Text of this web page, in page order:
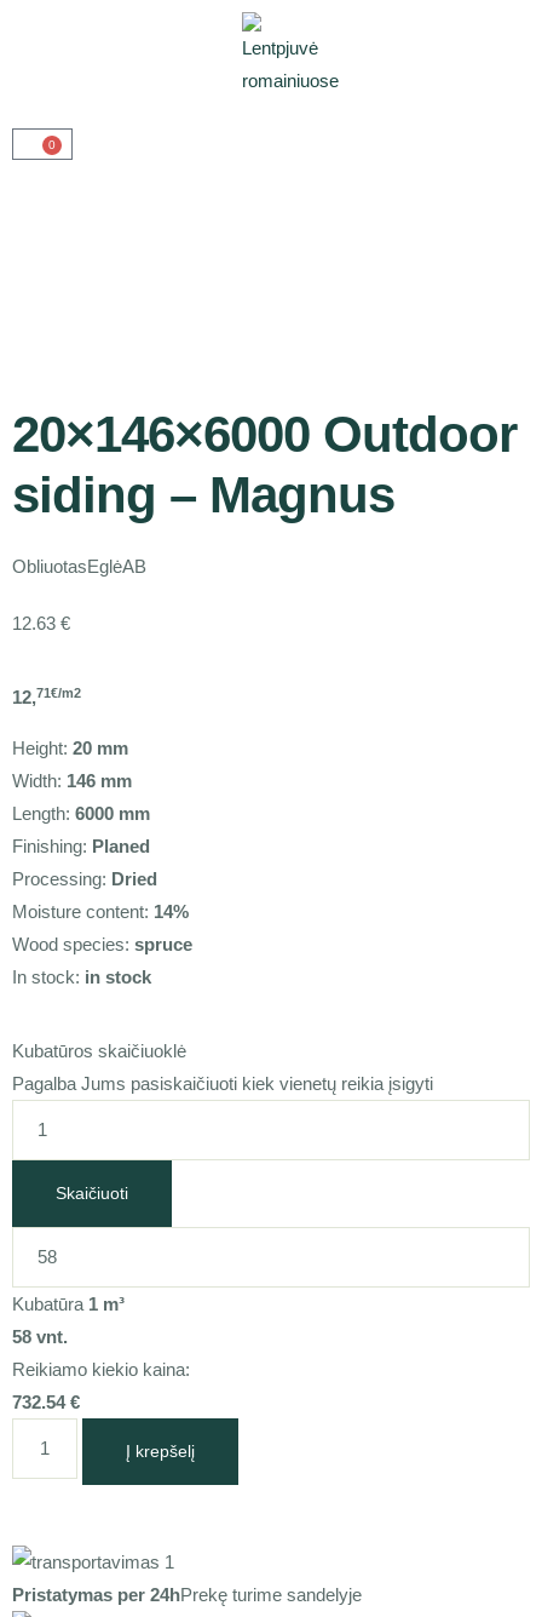
0
20×146×6000 Outdoor
siding – Magnus
ObliuotasEglėAB
12.63 €
12,71€/m2
Height: 20 mm
Width: 146 mm
Length: 6000 mm
Finishing: Planed
Processing: Dried
Moisture content: 14%
Wood species: spruce
In stock: in stock
Kubatūros skaičiuoklė
Pagalba Jums pasiskaičiuoti kiek vienetų reikia įsigyti
Skaičiuoti
Kubatūra 1 m³
58 vnt.
Reikiamo kiekio kaina:
732.54€
Į krepšelį
Pristatymas per 24hPrekę turime sandelyje